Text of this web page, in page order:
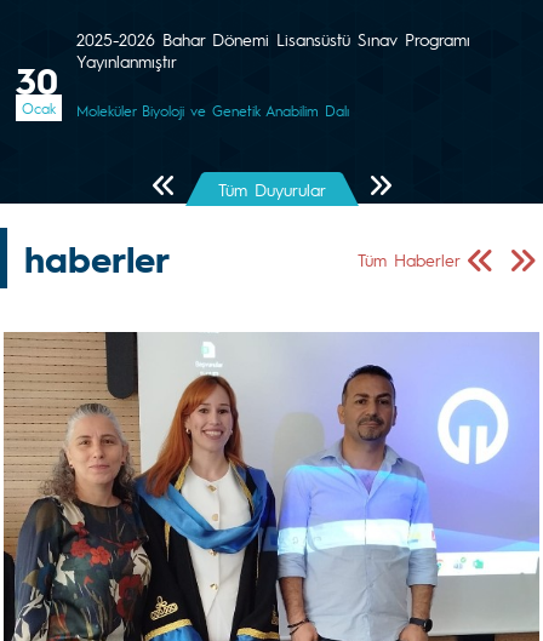
30
Ocak
2025-2026 Bahar Dönemi Lisansüstü Sınav Programı
Yayınlanmıştır
Moleküler Biyoloji ve Genetik Anabilim Dalı
Önceki SayfaTüm Duyurular Sonraki Sayfa
haberler Tüm Haberler
Önceki